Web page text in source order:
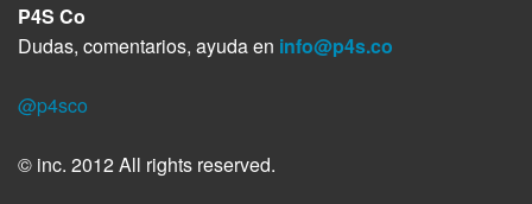
P4S Co
Dudas, comentarios, ayuda en info@p4s.co
@p4sco
© inc. 2012 All rights reserved.